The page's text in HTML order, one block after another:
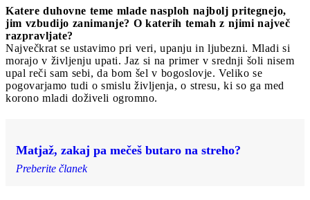
Katere duhovne teme mlade nasploh najbolj pritegnejo,
jim vzbudijo zanimanje? O katerih temah z njimi največ
razpravljate?
Največkrat se ustavimo pri veri, upanju in ljubezni. Mladi si
morajo v življenju upati. Jaz si na primer v srednji šoli nisem
upal reči sam sebi, da bom šel v bogoslovje. Veliko se
pogovarjamo tudi o smislu življenja, o stresu, ki so ga med
korono mladi doživeli ogromno.
Matjaž, zakaj pa mečeš butaro na streho?
Preberite članek